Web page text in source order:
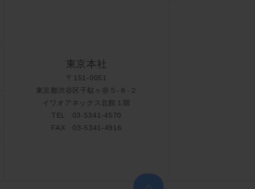
東京本社
〒151-0051
東京都渋谷区千駄ヶ谷５-８-２
イワオアネックス北館１階
TEL 03-5341-4570
FAX 03-5341-4916